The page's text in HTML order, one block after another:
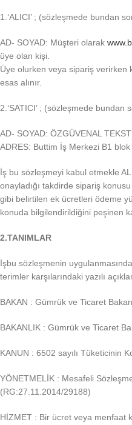
1.‘ALICI’ ; (sözleşmede bundan
AD- SOYAD: Müşteri olarak
üye olan kişi.
Üye olurken veya sipariş verirken
esas alınır.
2.‘SATICI’ ; (sözleşmede bundan
AD- SOYAD: ÖZGÜVENAL
ADRES: Buttim İş Merkezi B1
İş bu sözleşmeyi kabul etmekle
onayladığı takdirde sipariş
gibi belirtilen ek ücretleri ödeme
konuda bilgilendirildiğini peşinen
2.TANIMLAR
İşbu sözleşmenin
terimler karşılarındaki yazılı
BAKAN : Gümrük ve Ticaret
BAKANLIK : Gümrük ve Ticaret
KANUN : 6502 sayılı Tüketicinin
YÖNETMELİK : Mesafeli
(RG:27.11.2014/29188)
HİZMET : Bir ücret veya menfaat